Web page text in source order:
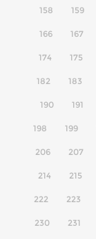
158 159
166 167
174 175
182 183
190 191
198 199
206 207
214 215
222 223
230 231